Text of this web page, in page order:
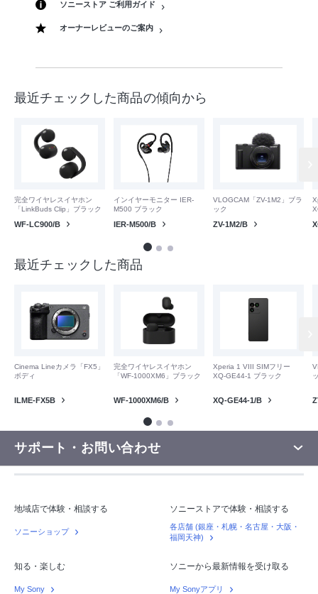
ソニーストア ご利用ガイド
オーナーレビューのご案内
最近チェックした商品の傾向から
完全ワイヤレスイヤホン
「LinkBuds Clip」ブラック
WF-LC900/B
インイヤーモニター IER-
M500 ブラック
IER-M500/B
VLOGCAM「ZV-1M2」ブラ
ック
ZV-1M2/B
最近チェックした商品
Cinema Lineカメラ「FX5」
ボディ
ILME-FX5B
完全ワイヤレスイヤホン
「WF-1000XM6」ブラック
WF-1000XM6/B
Xperia 1 VIII SIMフリー
XQ-GE44-1 ブラック
XQ-GE44-1/B
サポート・お問い合わせ
地域店で体験・相談する
ソニーショップ
ソニーストアで体験・相談する
各店舗 (銀座・札幌・名古屋・大阪・
福岡天神)
知る・楽しむ
My Sony
ソニーから最新情報を受け取る
My Sonyアプリ